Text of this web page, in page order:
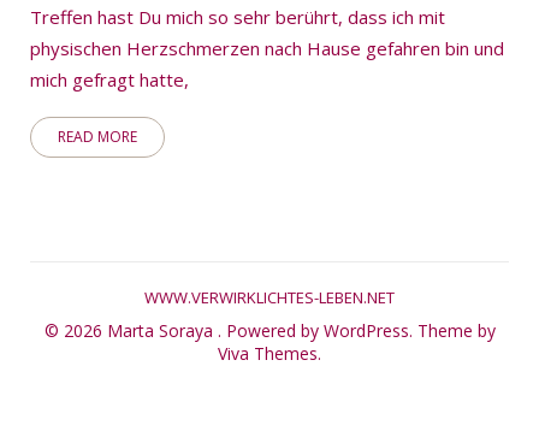
Treffen hast Du mich so sehr berührt, dass ich mit
physischen Herzschmerzen nach Hause gefahren bin und
mich gefragt hatte,
READ MORE
WWW.VERWIRKLICHTES-LEBEN.NET
© 2026 Marta Soraya . Powered by WordPress. Theme by
Viva Themes.